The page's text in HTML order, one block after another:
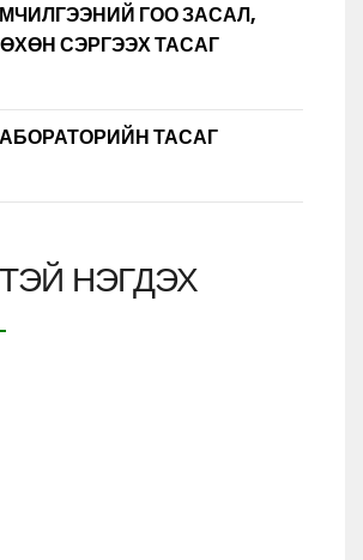
ГОО ЗАСАЛ,
СЭРГЭЭХ ТАСАГ
ТАСАГ
НЭГДЭХ